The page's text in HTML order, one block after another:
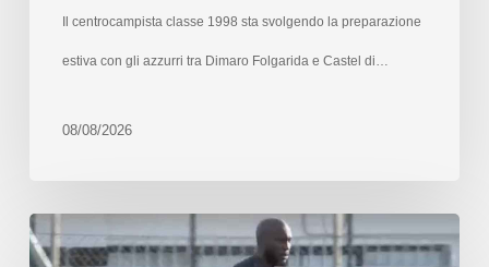
Il centrocampista classe 1998 sta svolgendo la preparazione
estiva con gli azzurri tra Dimaro Folgarida e Castel di…
08/08/2026